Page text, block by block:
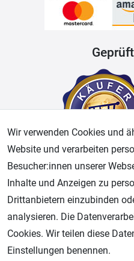
AGB Widerrufsrecht
Unsere weiteren Shops:
Airbrush-City
Wir verwenden Cookies und
Website und verarbeiten
Besucher:innen unserer
Inhalte und Anzeigen zu
Drittanbietern einzubinden
analysieren. Die
Cookies. Wir teilen diese
Einstellungen benennen.